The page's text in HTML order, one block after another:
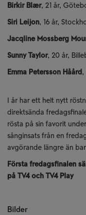
Birkir Blær, 21 år,
Siri Leijon, 16 år,
Jacqline Mossberg
Sunny Taylor, 20 år,
Emma Petersson Håård,
I år har ett helt nytt
direktsända
rösta på sin favorit
sånginsats från en
avgörande längre än
Första fredagsfinalen
på TV4 och TV4 Play
Bilder